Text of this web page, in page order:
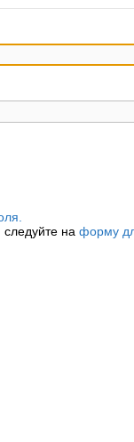
на форму